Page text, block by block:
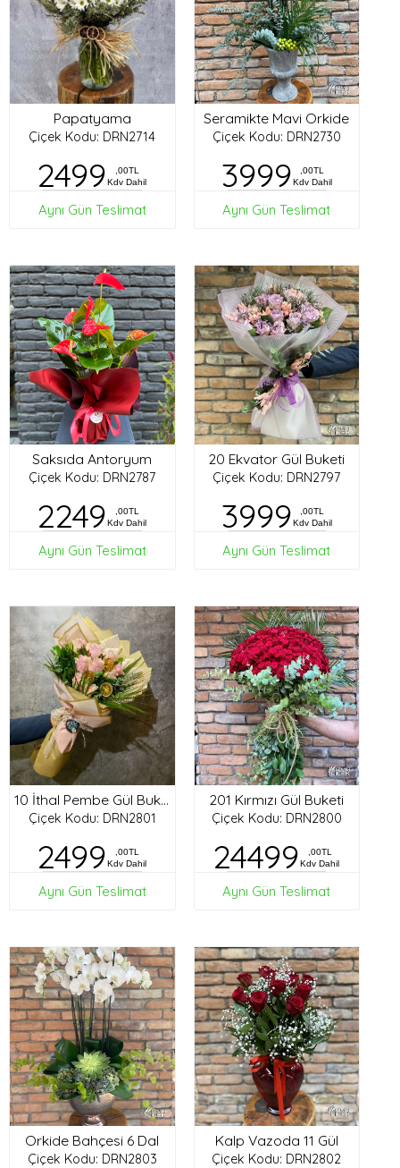
Papatyama
Çiçek Kodu: DRN2714
2499
,00TL
Kdv Dahil
Aynı Gün Teslimat
Seramikte Mavi Orkide
Çiçek Kodu: DRN2730
3999
,00TL
Kdv Dahil
Aynı Gün Teslimat
Saksıda Antoryum
Çiçek Kodu: DRN2787
2249
,00TL
Kdv Dahil
Aynı Gün Teslimat
20 Ekvator Gül Buketi
Çiçek Kodu: DRN2797
3999
,00TL
Kdv Dahil
Aynı Gün Teslimat
10 İthal Pembe Gül Buketi
Çiçek Kodu: DRN2801
2499
,00TL
Kdv Dahil
Aynı Gün Teslimat
201 Kırmızı Gül Buketi
Çiçek Kodu: DRN2800
24499
,00TL
Kdv Dahil
Aynı Gün Teslimat
Orkide Bahçesi 6 Dal
Çiçek Kodu: DRN2803
Kalp Vazoda 11 Gül
Çiçek Kodu: DRN2802